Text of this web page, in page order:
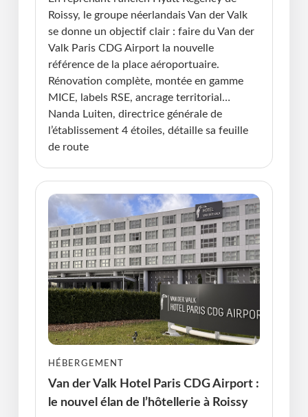
Roissy, le groupe néerlandais Van der Valk
se donne un objectif clair : faire du Van der
Valk Paris CDG Airport la nouvelle
référence de la place aéroportuaire.
Rénovation complète, montée en gamme
MICE, labels RSE, ancrage territorial…
Nanda Luiten, directrice générale de
l’établissement 4 étoiles, détaille sa feuille
de route
HÉBERGEMENT
Van der Valk Hotel Paris CDG Airport :
le nouvel élan de l’hôtellerie à Roissy